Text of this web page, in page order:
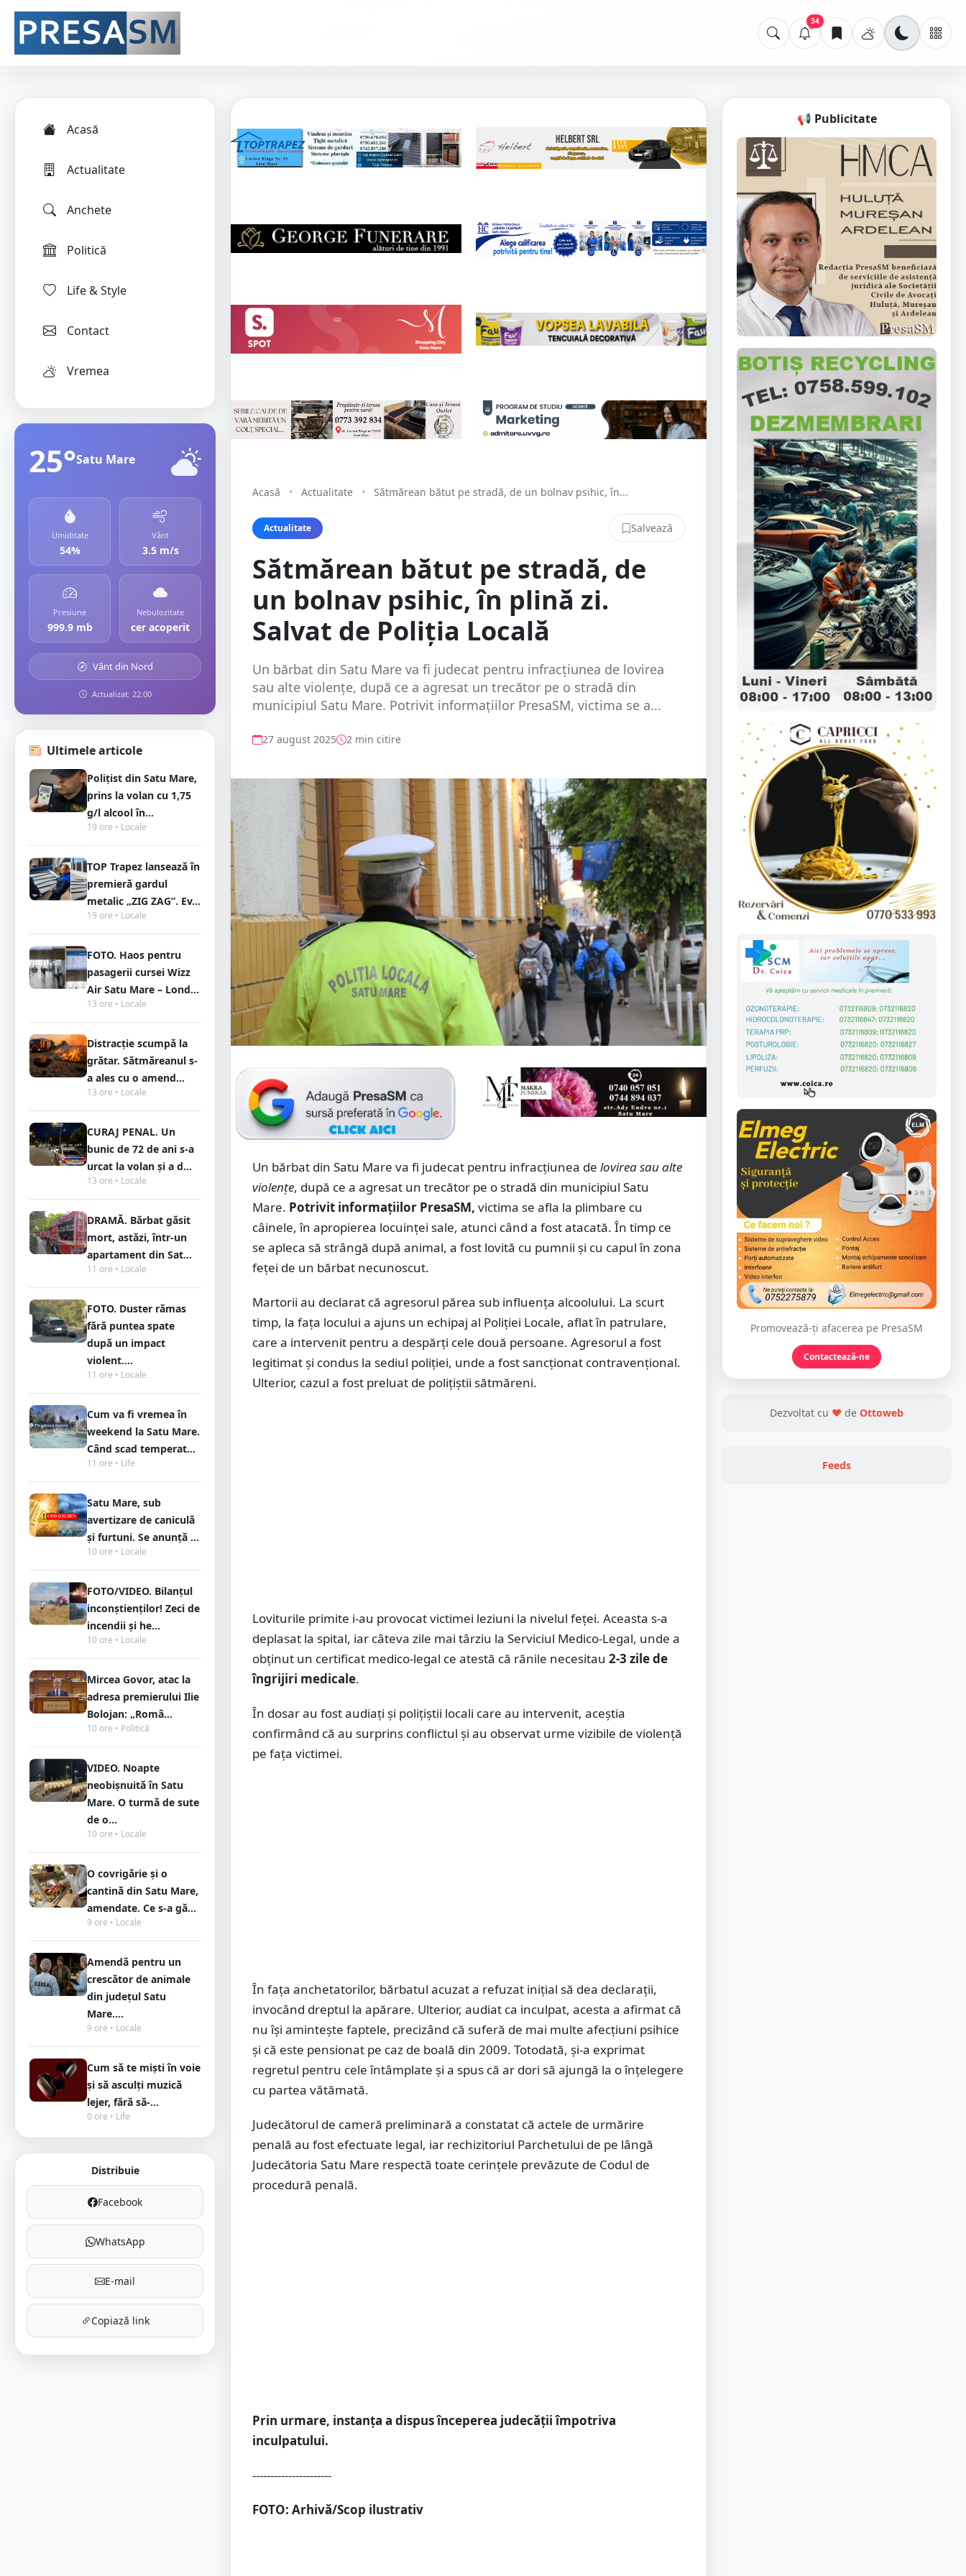
34
Acasă
Actualitate
Anchete
Politică
Life & Style
Contact
Vremea
25°Satu Mare
Umiditate
54%
Vânt
3.5 m/s
Presiune
999.9 mb
Nebulozitate
cer acoperit
Vânt din Nord
Actualizat: 22:00
Ultimele articole
Polițist din Satu Mare,
prins la volan cu 1,75
g/l alcool în...
19 ore • Locale
TOP Trapez lansează în
premieră gardul
metalic „ZIG ZAG”. Ev...
19 ore • Locale
FOTO. Haos pentru
pasagerii cursei Wizz
Air Satu Mare – Lond...
13 ore • Locale
Distracție scumpă la
grătar. Sătmăreanul s-
a ales cu o amend...
13 ore • Locale
CURAJ PENAL. Un
bunic de 72 de ani s-a
urcat la volan și a d...
13 ore • Locale
DRAMĂ. Bărbat găsit
mort, astăzi, într-un
apartament din Sat...
11 ore • Locale
FOTO. Duster rămas
fără puntea spate
după un impact
violent....
11 ore • Locale
Cum va fi vremea în
weekend la Satu Mare.
Când scad temperat...
11 ore • Life
Satu Mare, sub
avertizare de caniculă
și furtuni. Se anunță ...
10 ore • Locale
FOTO/VIDEO. Bilanțul
inconștienților! Zeci de
incendii și he...
10 ore • Locale
Mircea Govor, atac la
adresa premierului Ilie
Bolojan: „Româ...
10 ore • Politică
VIDEO. Noapte
neobișnuită în Satu
Mare. O turmă de sute
de o...
10 ore • Locale
O covrigărie și o
cantină din Satu Mare,
amendate. Ce s-a gă...
9 ore • Locale
Amendă pentru un
crescător de animale
din județul Satu
Mare....
9 ore • Locale
Cum să te miști în voie
și să asculți muzică
lejer, fără să-...
0 ore • Life
Distribuie
Facebook
WhatsApp
E-mail
Copiază link
Acasă • Actualitate • Sătmărean bătut pe stradă, de un bolnav psihic, în...
Actualitate Salvează
Sătmărean bătut pe stradă, de
un bolnav psihic, în plină zi.
Salvat de Poliția Locală
Un bărbat din Satu Mare va fi judecat pentru infracțiunea de lovirea
sau alte violențe, după ce a agresat un trecător pe o stradă din
municipiul Satu Mare. Potrivit informațiilor PresaSM, victima se a...
27 august 2025 2 min citire
Un bărbat din Satu Mare va fi judecat pentru infracțiunea de lovirea sau alte
violențe, după ce a agresat un trecător pe o stradă din municipiul Satu
Mare. Potrivit informațiilor PresaSM, victima se afla la plimbare cu
câinele, în apropierea locuinței sale, atunci când a fost atacată. În timp ce
se apleca să strângă după animal, a fost lovită cu pumnii și cu capul în zona
feței de un bărbat necunoscut.
Martorii au declarat că agresorul părea sub influența alcoolului. La scurt
timp, la fața locului a ajuns un echipaj al Poliției Locale, aflat în patrulare,
care a intervenit pentru a despărți cele două persoane. Agresorul a fost
legitimat și condus la sediul poliției, unde a fost sancționat contravențional.
Ulterior, cazul a fost preluat de polițiștii sătmăreni.
Loviturile primite i-au provocat victimei leziuni la nivelul feței. Aceasta s-a
deplasat la spital, iar câteva zile mai târziu la Serviciul Medico-Legal, unde a
obținut un certificat medico-legal ce atestă că rănile necesitau 2-3 zile de
îngrijiri medicale.
În dosar au fost audiați și polițiștii locali care au intervenit, aceștia
confirmând că au surprins conflictul și au observat urme vizibile de violență
pe fața victimei.
În fața anchetatorilor, bărbatul acuzat a refuzat inițial să dea declarații,
invocând dreptul la apărare. Ulterior, audiat ca inculpat, acesta a afirmat că
nu își amintește faptele, precizând că suferă de mai multe afecțiuni psihice
și că este pensionat pe caz de boală din 2009. Totodată, și-a exprimat
regretul pentru cele întâmplate și a spus că ar dori să ajungă la o înțelegere
cu partea vătămată.
Judecătorul de cameră preliminară a constatat că actele de urmărire
penală au fost efectuate legal, iar rechizitoriul Parchetului de pe lângă
Judecătoria Satu Mare respectă toate cerințele prevăzute de Codul de
procedură penală.
Prin urmare, instanța a dispus începerea judecății împotriva
inculpatului.
----------------------
FOTO: Arhivă/Scop ilustrativ
📢 Publicitate
Promovează-ți afacerea pe PresaSM
Contactează-ne
Dezvoltat cu ❤ de Ottoweb
Feeds